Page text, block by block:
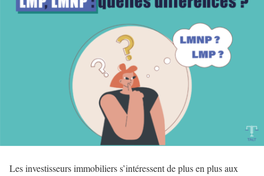
Les investisseurs immobiliers s’intéressent de plus en plus aux